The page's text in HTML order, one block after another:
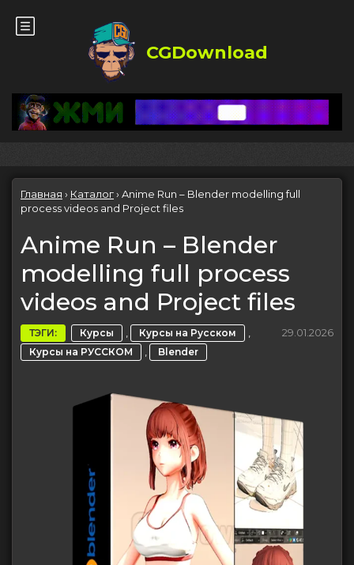
CGDownload
Главная › Каталог› Anime Run – Blender modelling full
process videos and Project files
Anime Run – Blender
modelling full process
videos and Project files
ТЭГИ: Курсы , Курсы на Русском ,
Курсы на РУССКОМ , Blender
29.01.2026